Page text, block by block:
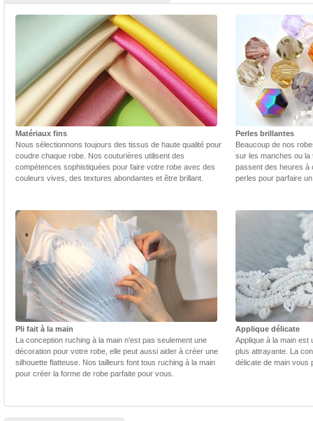
Matériaux fins
Nous sélectionnons toujours des tissus de haute qualité pour
coudre chaque robe. Nos couturières utilisent des
compétences sophistiquées pour faire votre robe avec des
couleurs vives, des textures abondantes et être brillant.
Perles brillantes
Beaucoup de nos
sur les manches ou la
passent des heures à
perles pour parfaire
Pli fait à la main
La conception ruching à la main n'est pas seulement une
décoration pour votre robe, elle peut aussi aider à créer une
silhouette flatteuse. Nos tailleurs font tous ruching à la main
pour créer la forme de robe parfaite pour vous.
Applique délicate
Applique à la main est
plus attrayante. La
délicate de main vous